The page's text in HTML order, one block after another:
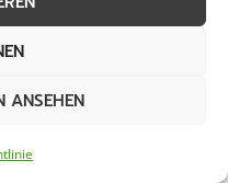
ANSEHEN
Objektpflege in Hessisch